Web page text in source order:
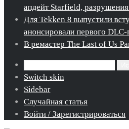
апдейт Starfield,
Для Tekken 8 выпустили
анонсировали первого
В ремастер The Last of Us
Switch skin
Sidebar
Случайная статья
Войти / Зарегистрироваться